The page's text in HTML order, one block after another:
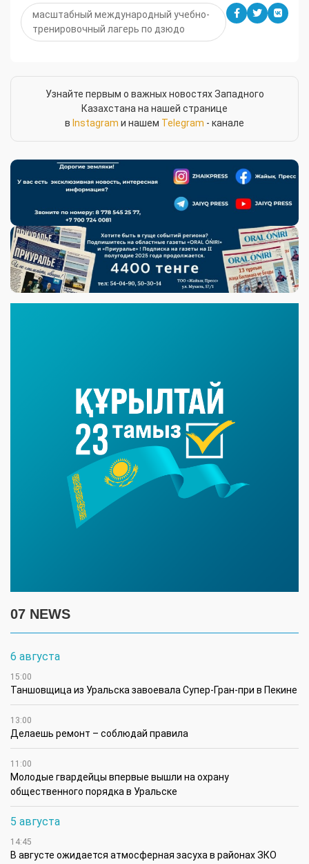
масштабный международный учебно-
тренировочный лагерь по дзюдо
Узнайте первым о важных новостях Западного
Казахстана на нашей странице
в Instagram и нашем Telegram - канале
07 NEWS
6 августа
15:00
Таншовщица из Уральска завоевала Супер-Гран-при в Пекине
13:00
Делаешь ремонт – соблюдай правила
11:00
Молодые гвардейцы впервые вышли на охрану
общественного порядка в Уральске
5 августа
14:45
В августе ожидается атмосферная засуха в районах ЗКО